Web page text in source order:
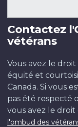
Contactez
vétérans
Vous avez le
équité et
Canada. Si vous
pas été respecté
vous avez le droit
l'ombud des